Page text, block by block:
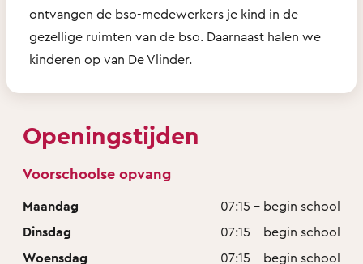
ontvangen de bso-medewerkers je kind in de
gezellige ruimten van de bso. Daarnaast halen we
kinderen op van De Vlinder.
Openingstijden
Voorschoolse opvang
Maandag
07:15 - begin school
Dinsdag
07:15 - begin school
Woensdag
07:15 - begin school